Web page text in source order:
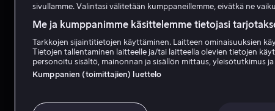
Rowan
Näyttelijä Tuottaja Tuotannonjohtaja
sivullamme. Valintasi välitetään kumppaneillemme, eivätkä ne
Me ja kumppanimme käsittelemme tietojasi
Tarkkojen sijaintitietojen käyttäminen. Laitteen ominaisuuksien
Tietojen tallentaminen laitteelle ja/tai laitteella olevien tietojen
personoitu sisältö, mainonnan ja sisällön mittaus, yleisötutkimus
Kumppanien (toimittajien) luettelo